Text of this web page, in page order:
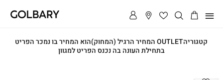
תפריט
קטגוריהOUTLET
המחיר הרגיל (המחוק)הוא המחיר בו נמכר הפריט
בתחילת העונה בה נכנס הפריט למגוון